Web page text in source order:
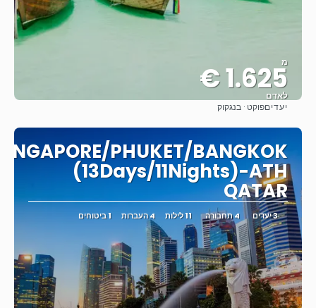
מ
1.625 €
לאדם
יעדיםפוקט · בנגקוק
PHUKET/BANGKOK
(13Days/11Nights)-ATH
QATAR
3 יעדים 4 תחבורה 11 לילות 4 העברות 1 ביטוחים